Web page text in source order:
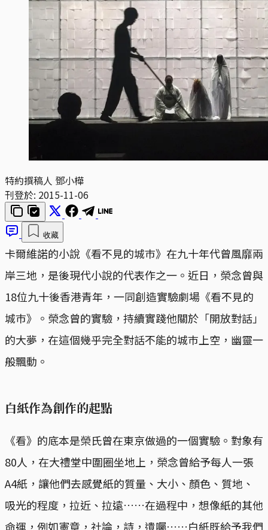
特約撰稿人 鄧小樺
刊登於: 2015-11-06
收藏
卡爾維諾的小說《看不見的城巿》在九十年代曾風靡兩
岸三地，是後現代小說的代表作之一。近日，榮念曾與
18位九十後香港青年，一同創造實驗劇場《看不見的
城巿》。榮念曾的實驗，持續實踐他關於「開放對話」
的大夢，在這個幾乎完全對話不能的城巿上空，幽靈一
般飄動。
白紙作為創作的起點
《看》的底本是榮氏曾在東京做過的一個實驗。對象有
80人，在大禮堂中圍圈坐地上，榮念曾給予每人一張
A4紙，讓他們去感覺紙的質量、大小、顏色、質地、
吸光的程度，拉近、拉遠……在過程中，想像紙的其他
命運，例如憲章，社論，詩，遺囑……白紙既給予我們